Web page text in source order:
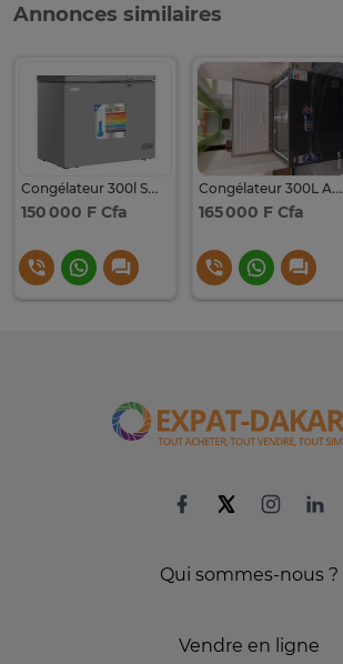
Annonces similaires
Congélateur 300l Smart Technology
150 000 F Cfa
Congélateur 300L Astech livraison gratui
165 000 F Cfa
Qui sommes-nous ?
Vendre en ligne